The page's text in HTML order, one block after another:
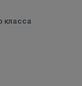
класса